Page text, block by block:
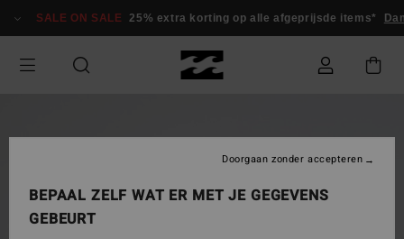
naar
SALE ON SALE 25% extra korting op alle afgeprijsde items*
BEPAAL ZELF WAT ER MET JE GEGEVENS
GEBEURT
Doorgaan zonder accepteren